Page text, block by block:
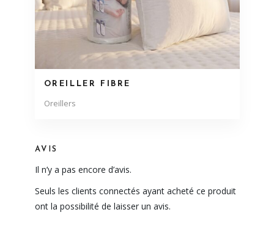
OREILLER FIBRE
Oreillers
AVIS
Il n’y a pas encore d’avis.
Seuls les clients connectés ayant acheté ce produit
ont la possibilité de laisser un avis.